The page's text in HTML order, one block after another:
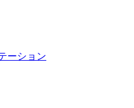
ーション